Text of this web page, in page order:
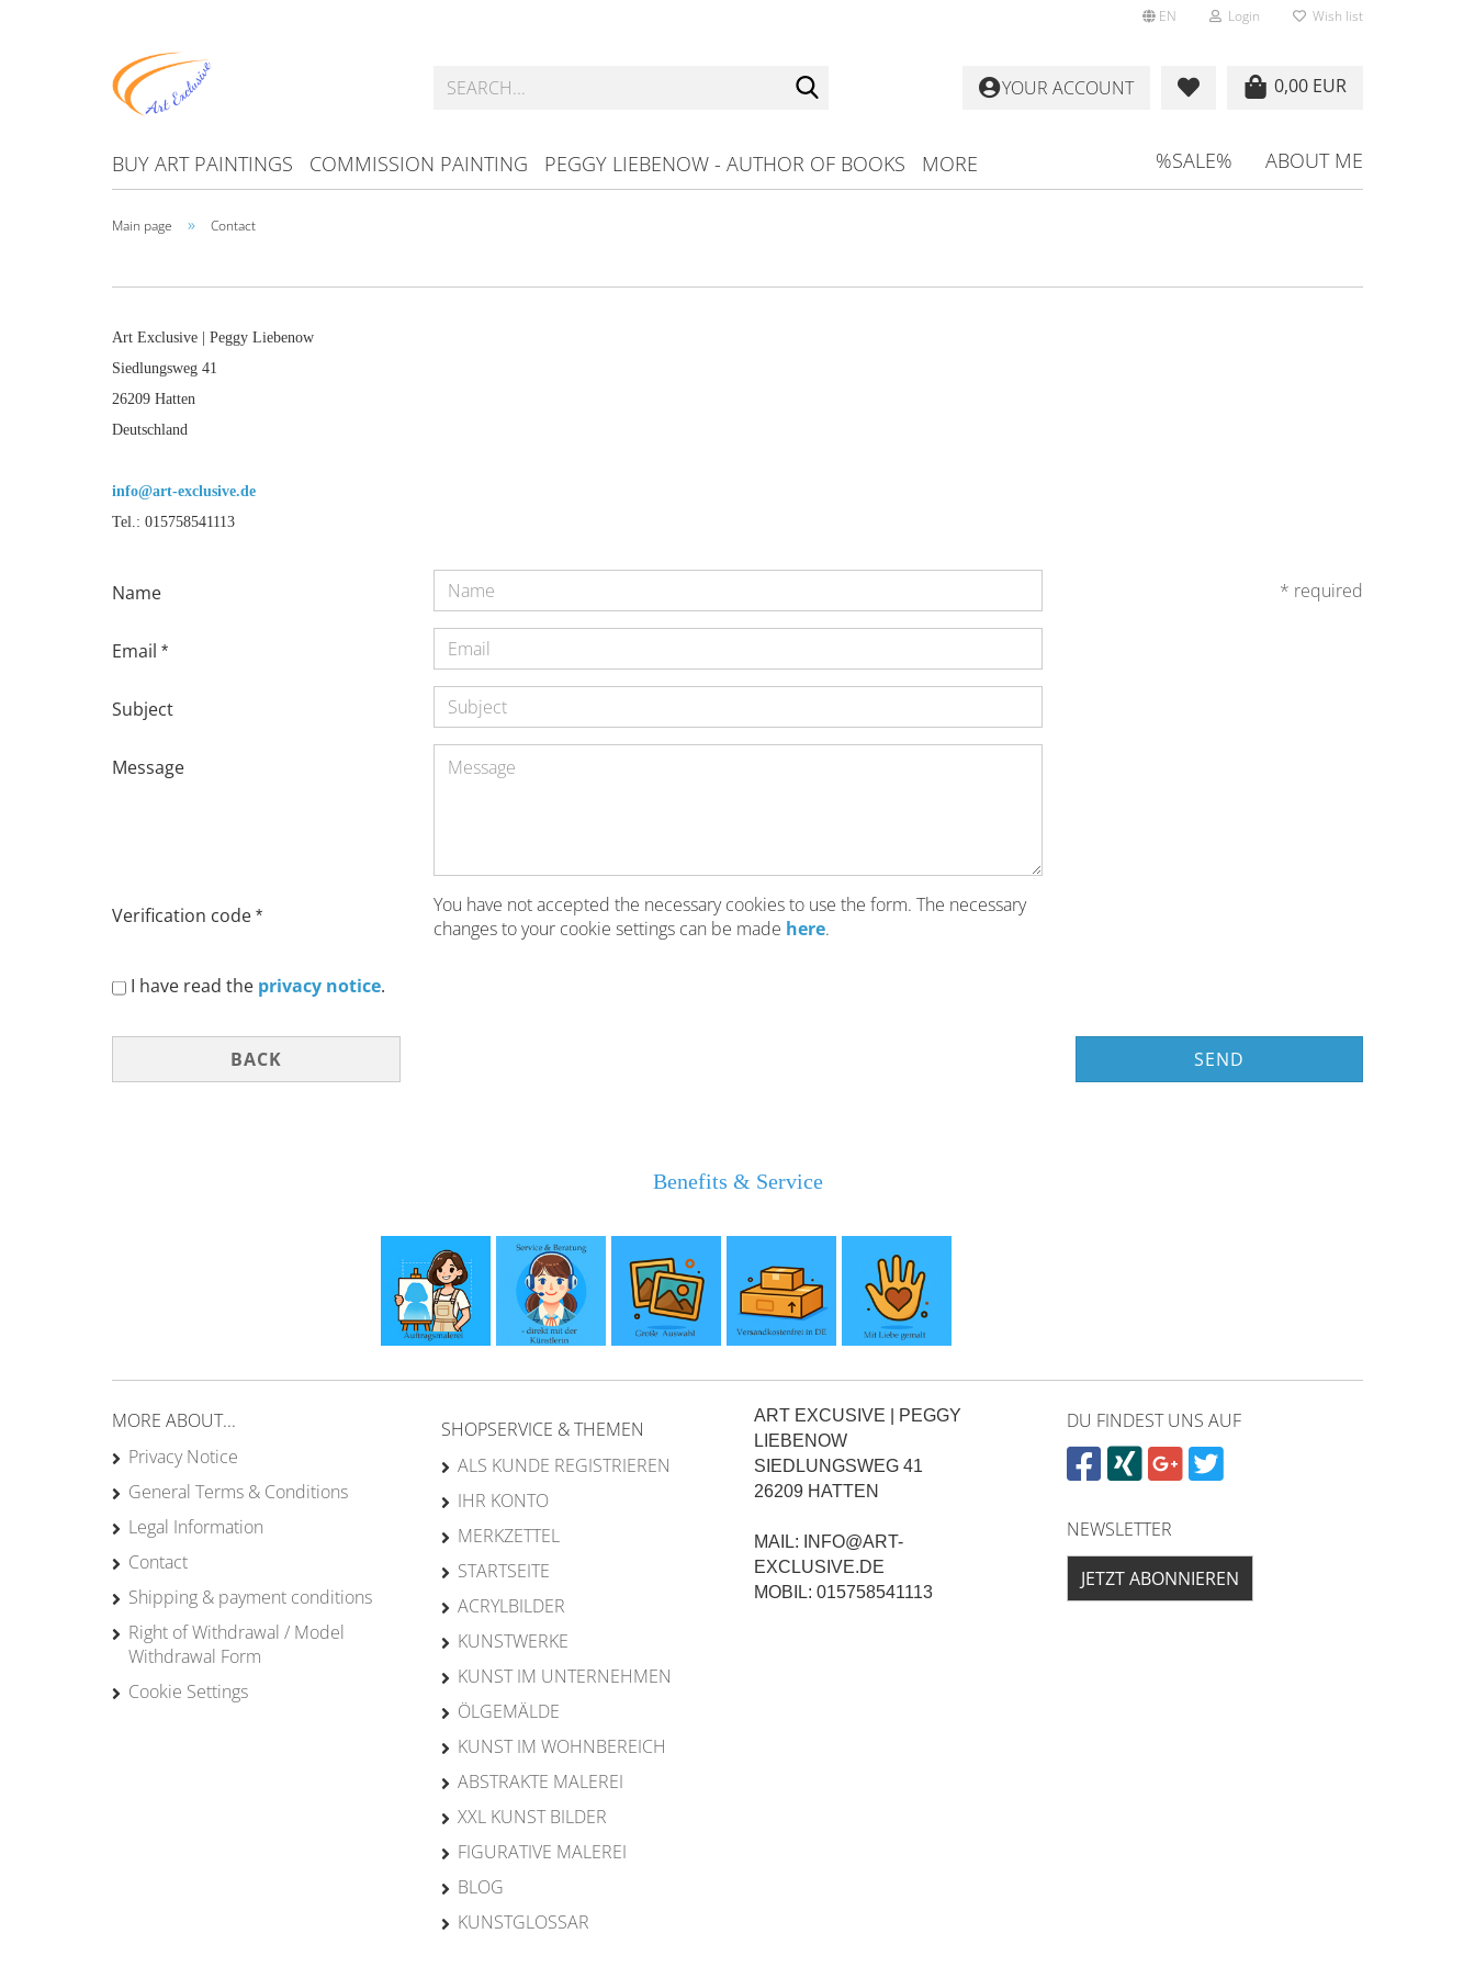
EN Login Wish list
0,00 EUR
YOUR ACCOUNT
BUY ART PAINTINGS COMMISSION PAINTING PEGGY LIEBENOW - AUTHOR OF BOOKS %SALE% ABOUT ME
MORE
Main page » Contact
Art Exclusive | Peggy Liebenow
Siedlungsweg 41
26209 Hatten
Deutschland
info@art-exclusive.de
Tel.: 015758541113
Name
Email
Subject
Message
Verification code
You have not accepted the necessary cookies to use the form. The necessary
changes to your cookie settings can be made here.
PRIVACY
I have read the privacy notice.
BACK SEND
* required
Benefits & Service
MORE ABOUT...
Privacy Notice
General Terms & Conditions
Legal Information
Contact
Shipping & payment conditions
Right of Withdrawal / Model
Withdrawal Form
Cookie Settings
SHOPSERVICE & THEMEN
ALS KUNDE REGISTRIEREN
IHR KONTO
MERKZETTEL
STARTSEITE
ACRYLBILDER
KUNSTWERKE
KUNST IM UNTERNEHMEN
ÖLGEMÄLDE
KUNST IM WOHNBEREICH
ABSTRAKTE MALEREI
XXL KUNST BILDER
FIGURATIVE MALEREI
BLOG
KUNSTGLOSSAR
ART EXCUSIVE | PEGGY
LIEBENOW
SIEDLUNGSWEG 41
26209 HATTEN
MAIL: INFO@ART-
EXCLUSIVE.DE
MOBIL: 015758541113
DU FINDEST UNS AUF
NEWSLETTER
JETZT ABONNIEREN